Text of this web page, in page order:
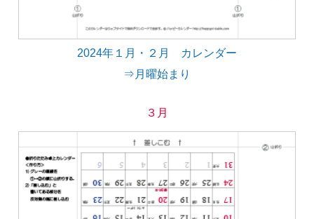
2024年１月・２月 カレンダー
⇒月曜始まり
３月